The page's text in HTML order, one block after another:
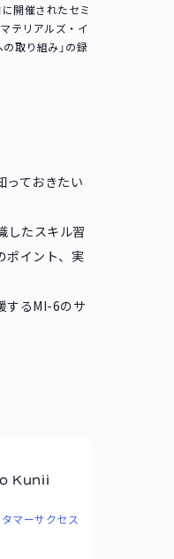
開催されたセミ
テリアルズ・イ
取り組み」の録
っておきたい
したスキル習
ポイント、実
するMI-6のサ
Kunii
マーサクセス